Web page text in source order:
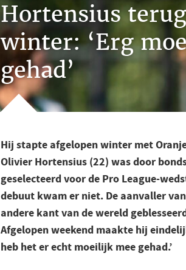
Hortensius
winter: ‘Erg
gehad’
Hij stapte afgelopen winter met
Olivier Hortensius (22) was door
geselecteerd voor de Pro League-
debuut kwam er niet. De aanvaller
andere kant van de wereld
Afgelopen weekend maakte hij
heb het er echt moeilijk mee gehad.’